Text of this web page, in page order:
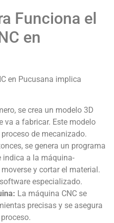
Funciona el
en
en Pucusana implica
se crea un modelo 3D
va a fabricar. Este modelo
de mecanizado.
se genera un programa
indica a la máquina-
y cortar el material.
especializado.
La máquina CNC se
precisas y se asegura